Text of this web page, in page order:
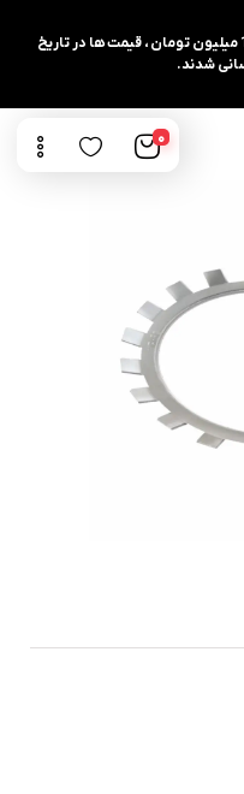
توجه : تک فروشی نداریم ، حداقل فاکتور 15 میلیون تومان ، قیمت ها در تاریخ
0